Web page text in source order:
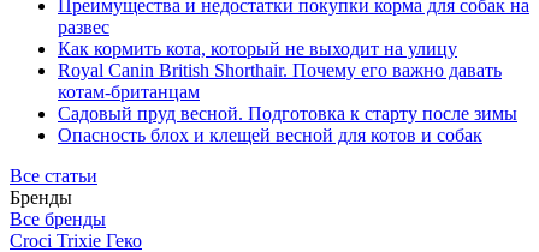
Преимущества и недостатки покупки корма для собак на
развес
Как кормить кота, который не выходит на улицу
Royal Canin British Shorthair. Почему его важно давать
котам-британцам
Садовый пруд весной. Подготовка к старту после зимы
Опасность блох и клещей весной для котов и собак
Все статьи
Бренды
Все бренды
Croci Trixie Геко